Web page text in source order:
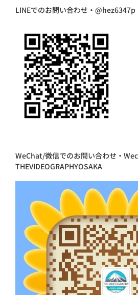
LINEでのお問い合わせ・@hez6347p
WeChat/微信でのお問い合わせ・
THEVIDEOGRAPHYOSAKA